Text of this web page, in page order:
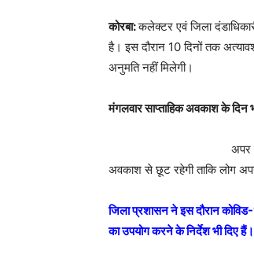
कोरबा:कलेक्टर एवं जिला
है। इस दौरान 10 दिनों तक
अनुमति नहीं मिलेगी।
मंगलवार साप्ताहिक अवकाश के दिन
अपर
अवकाश से छूट रहेगी ताकि लोग
जिला प्रशासन ने इस दौरान
का उपयोग करने के निर्देश भी दिए हैं।